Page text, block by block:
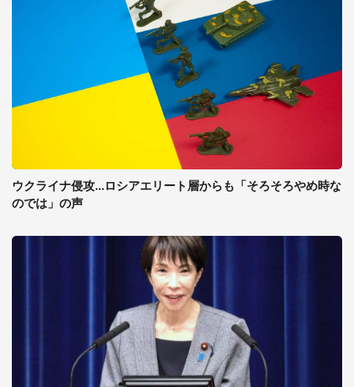
ウクライナ侵攻...ロシアエリート層からも「そろそろやめ時な
のでは」の声